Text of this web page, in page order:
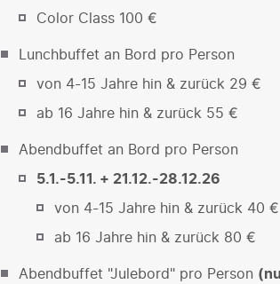
Color Class 100 €
Lunchbuffet an Bord pro Person
von 4-15 Jahre hin & zurück 29 €
ab 16 Jahre hin & zurück 55 €
Abendbuffet an Bord pro Person
5.1.-5.11. + 21.12.-28.12.26
von 4-15 Jahre hin & zurück 40 €
ab 16 Jahre hin & zurück 80 €
Abendbuffet "Julebord" pro Person